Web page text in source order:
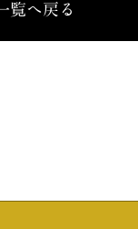
覧へ戻る